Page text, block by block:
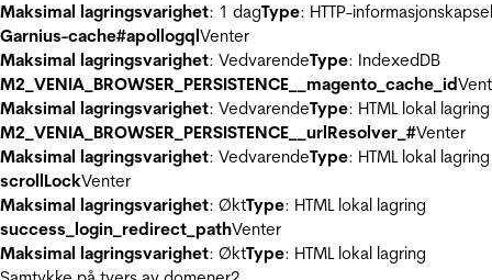
Maksimal lagringsvarighet: 1 dagType: HTTP-informasjonskapsel
Garnius-cache#apollogqlVenter
Maksimal lagringsvarighet: VedvarendeType: IndexedDB
M2_VENIA_BROWSER_PERSISTENCE__magento_cache_id
Maksimal lagringsvarighet: VedvarendeType: HTML lokal lagring
M2_VENIA_BROWSER_PERSISTENCE__urlResolver_#Venter
Maksimal lagringsvarighet: VedvarendeType: HTML lokal lagring
scrollLockVenter
Maksimal lagringsvarighet: ØktType: HTML lokal lagring
success_login_redirect_pathVenter
Maksimal lagringsvarighet: ØktType: HTML lokal lagring